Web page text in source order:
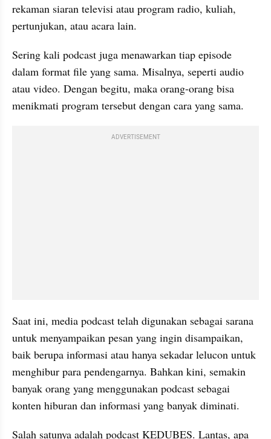
rekaman siaran televisi atau program radio, kuliah,
pertunjukan, atau acara lain.
Sering kali podcast juga menawarkan tiap episode
dalam format file yang sama. Misalnya, seperti audio
atau video. Dengan begitu, maka orang-orang bisa
menikmati program tersebut dengan cara yang sama.
ADVERTISEMENT
Saat ini, media podcast telah digunakan sebagai sarana
untuk menyampaikan pesan yang ingin disampaikan,
baik berupa informasi atau hanya sekadar lelucon untuk
menghibur para pendengarnya. Bahkan kini, semakin
banyak orang yang menggunakan podcast sebagai
konten hiburan dan informasi yang banyak diminati.
Salah satunya adalah podcast KEDUBES. Lantas, apa